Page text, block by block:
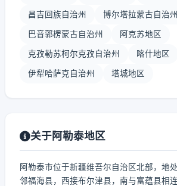
昌吉回族自治州 博尔塔拉蒙古自治州
巴音郭楞蒙古自治州 阿克苏地区
克孜勒苏柯尔克孜自治州 喀什地区
伊犁哈萨克自治州 塔城地区
关于阿勒泰地区
阿勒泰市位于新疆维吾尔自治区北部，地
邻福海县，西接布尔津县，南与富蕴县相